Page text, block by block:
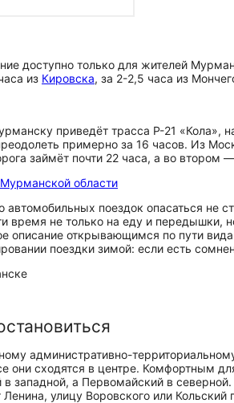
доступно только для жителей
из Кировска, за 2-2,5 часа из
приведёт трасса Р-21 «Кола»,
примерно за 16 часов. Из
займёт почти 22 часа, а во втором
области
автомобильных поездок опасаться не
время не только на еду и передышки,
описание открывающимся по пути
поездки зимой: если есть
административно-
они сходятся в центре. Комфортным
в западной, а Первомайский в
улицу Воровского или